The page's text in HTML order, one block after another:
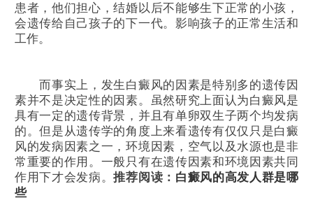
患者，他们担心，结婚以后不能够生下正常的小孩，
会遗传给自己孩子的下一代。影响孩子的正常生活和
工作。
而事实上，发生白癜风的因素是特别多的遗传因
素并不是决定性的因素。虽然研究上面认为白癜风是
具有一定的遗传背景，并且有单卵双生子两个均发病
的。但是从遗传学的角度上来看遗传有仅仅只是白癜
风的发病因素之一，环境因素，空气以及水源也是非
常重要的作用。一般只有在遗传因素和环境因素共同
作用下才会发病。推荐阅读： 白癜风的高发人群是哪
些